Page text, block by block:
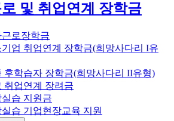
및 취업연계 장학금
근로장학금
기업 취업연계 장학금(희망사다리 I유
후학습자 장학금(희망사다리 II유형)
취업연계 장려금
실습 지원금
실습 기업현장교육 지원